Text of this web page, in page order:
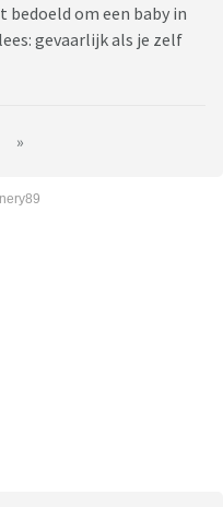
om een baby in
gevaarlijk als je zelf
»